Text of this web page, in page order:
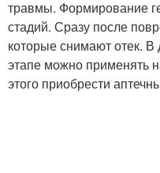
травмы. Формирование
стадий. Сразу после
которые снимают отек.
этапе можно применять
этого приобрести